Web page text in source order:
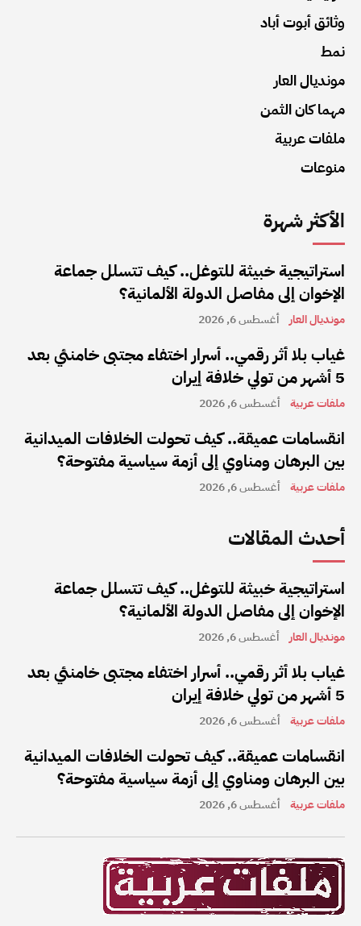
وثائق أبوت أباد
نمط
مونديال العار
مهما كان الثمن
ملفات عربية
منوعات
الأكثر شهرة
استراتيجية خبيثة للتوغل.. كيف تتسلل جماعة
الإخوان إلى مفاصل الدولة الألمانية؟
مونديال العار أغسطس 6, 2026
غياب بلا أثر رقمي.. أسرار اختفاء مجتبى خامنئي بعد
5 أشهر من تولي خلافة إيران
ملفات عربية أغسطس 6, 2026
انقسامات عميقة.. كيف تحولت الخلافات الميدانية
بين البرهان ومناوي إلى أزمة سياسية مفتوحة؟
ملفات عربية أغسطس 6, 2026
أحدث المقالات
استراتيجية خبيثة للتوغل.. كيف تتسلل جماعة
الإخوان إلى مفاصل الدولة الألمانية؟
مونديال العار أغسطس 6, 2026
غياب بلا أثر رقمي.. أسرار اختفاء مجتبى خامنئي بعد
5 أشهر من تولي خلافة إيران
ملفات عربية أغسطس 6, 2026
انقسامات عميقة.. كيف تحولت الخلافات الميدانية
بين البرهان ومناوي إلى أزمة سياسية مفتوحة؟
ملفات عربية أغسطس 6, 2026